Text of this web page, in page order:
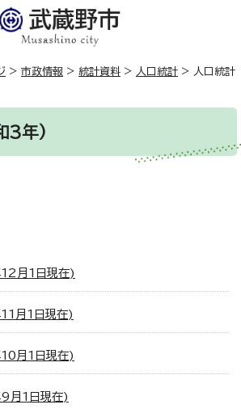
> 市政情報 > 統計資料 > 人口統計 > 人口統計
3年)
月1日現在)
月1日現在)
月1日現在)
月1日現在)